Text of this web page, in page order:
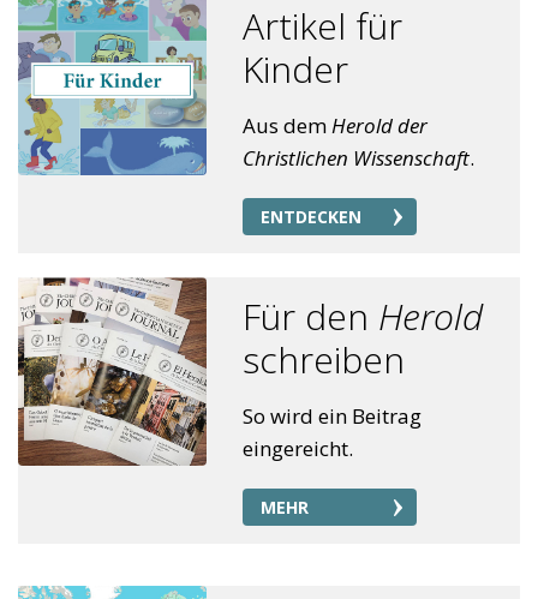
Artikel für
Kinder
Aus demHerold der
Christlichen Wissenschaft.
ENTDECKEN
Für den Herold
schreiben
So wird ein Beitrag
eingereicht.
MEHR